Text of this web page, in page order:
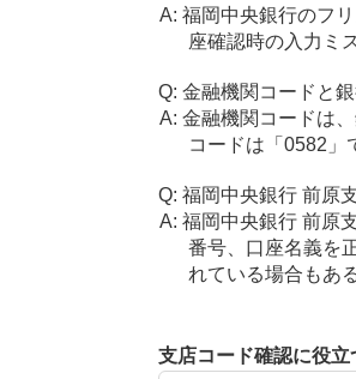
福岡中央銀行のフ
座確認時の入力ミ
金融機関コードと
金融機関コードは
コードは「0582」
福岡中央銀行 前原
福岡中央銀行 前原
番号、口座名義を
れている場合もあ
支店コード確認に役立